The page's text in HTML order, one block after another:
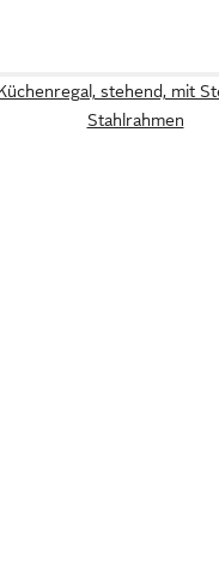
stehend, mit
Stahlrahmen